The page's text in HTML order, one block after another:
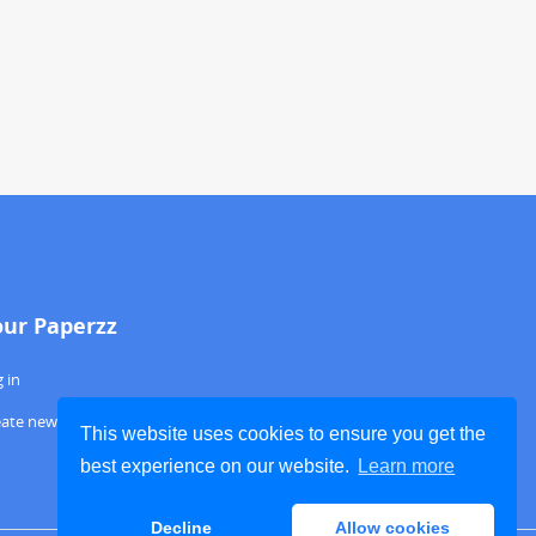
This website uses cookies to ensure you get the
best experience on our website.
Learn more
Decline Allow cookies
Paperzz
in
new account